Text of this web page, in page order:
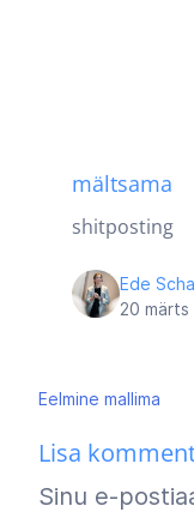
mältsama
shitposting
Ede
20 märts
Eelmine mallima
Lisa
Sinu e-